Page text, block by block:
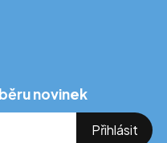
novinek